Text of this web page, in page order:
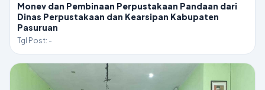
Monev dan Pembinaan Perpustakaan Pandaan dari
Dinas Perpustakaan dan Kearsipan Kabupaten
Pasuruan
Tgl Post: -